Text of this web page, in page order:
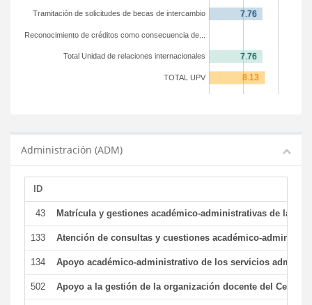
TOTAL UPV
Total Unidad de relaciones internacionales
Reconocimiento de créditos como consecuencia de...
Tramitación de solicitudes de becas de intercambio
Administración (ADM)
ID
43 Matrícula y gestiones académico-administrativas de la
133 Atención de consultas y cuestiones académico-
134 Apoyo académico-administrativo de los servicios
502 Apoyo a la gestión de la organización docente del Centro